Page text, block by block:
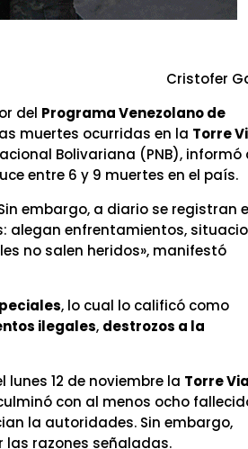
Cristofer
del Programa Venezolano de
muertes ocurridas en la Torre
Bolivariana (PNB), informó
entre 6 y 9 muertes en el país.
embargo, a diario se registran
alegan enfrentamientos,
no salen heridos», manifestó
, lo cual lo calificó como
ilegales, destrozos a la
lunes 12 de noviembre la Torre
con al menos ocho
la autoridades. Sin embargo,
las razones señaladas.